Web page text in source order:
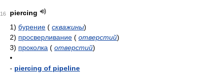
16
piercing
1) бурение ( скважины)
2) просверливание ( отверстий)
3) проколка ( отверстий)
•
- piercing of pipeline